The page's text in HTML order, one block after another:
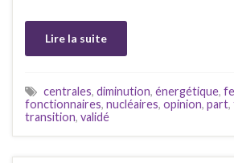
Lire la suite
centrales, diminution, énergétique,
fonctionnaires, nucléaires, opinion, part,
transition, validé